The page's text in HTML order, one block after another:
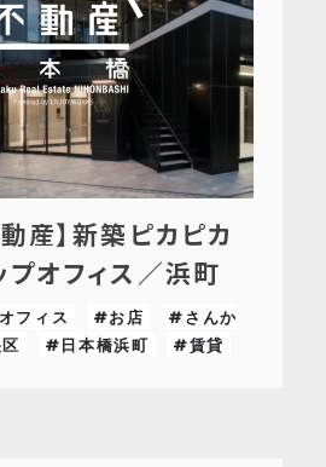
産】新築ピカピカ
プオフィス／浜町
フィス #お店
#さんか
#日本橋浜町 #賃貸